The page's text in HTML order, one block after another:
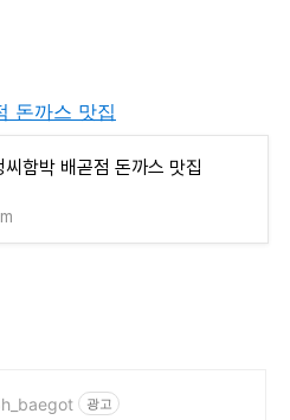
돈까스 맛집
씨함박 배곧점 돈까스 맛집
광고